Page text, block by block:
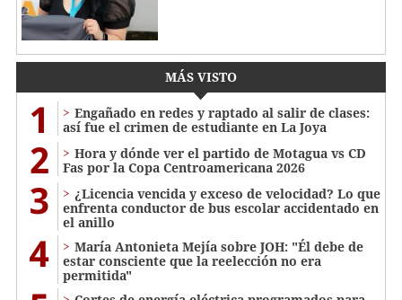
MÁS VISTO
1
Engañado en redes y raptado al salir de clases:
así fue el crimen de estudiante en La Joya
2
Hora y dónde ver el partido de Motagua vs CD
Fas por la Copa Centroamericana 2026
3
¿Licencia vencida y exceso de velocidad? Lo que
enfrenta conductor de bus escolar accidentado en
el anillo
4
María Antonieta Mejía sobre JOH: "Él debe de
estar consciente que la reelección no era
permitida"